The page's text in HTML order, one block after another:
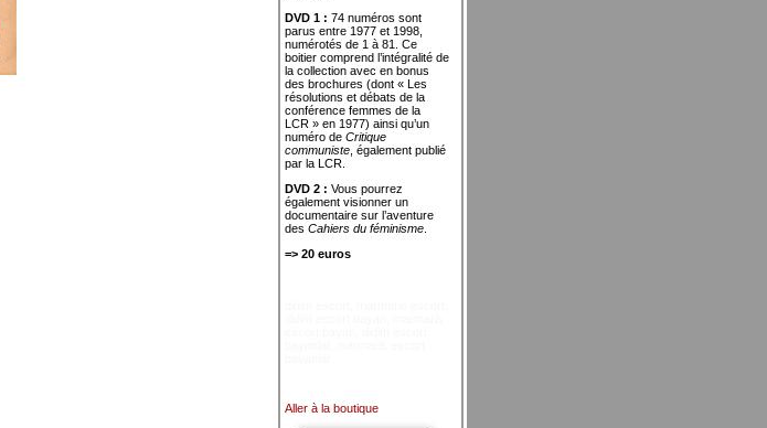
DVD 1 : 74 numéros sont
parus entre 1977 et 1998,
numérotés de 1 à 81. Ce
boitier comprend l’intégralité de
la collection avec en bonus
des brochures (dont « Les
résolutions et débats de la
conférence femmes de la
LCR » en 1977) ainsi qu’un
numéro de Critique
communiste , également publié
par la LCR.
DVD 2 : Vous pourrez
également visionner un
documentaire sur l’aventure
des Cahiers du féminisme
=> 20 euros
Aller à la boutique